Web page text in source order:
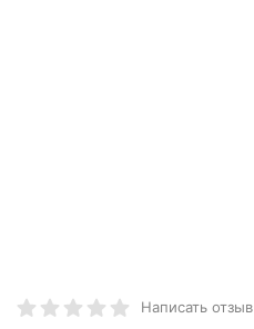
Написать отзыв